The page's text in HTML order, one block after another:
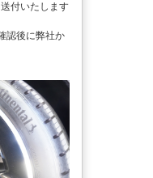
付いたします
認後に弊社か